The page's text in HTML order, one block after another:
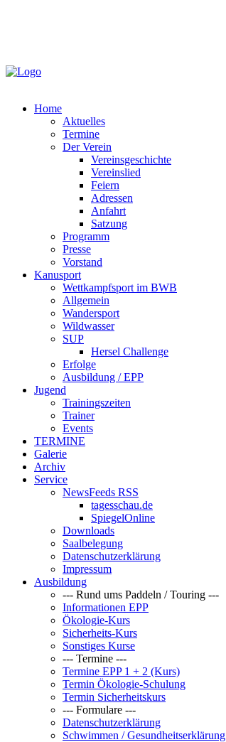
Home
Aktuelles
Termine
Der Verein
Vereinsgeschichte
Vereinslied
Feiern
Adressen
Anfahrt
Satzung
Programm
Presse
Vorstand
Kanusport
Wettkampfsport im BWB
Allgemein
Wandersport
Wildwasser
SUP
Hersel Challenge
Erfolge
Ausbildung / EPP
Jugend
Trainingszeiten
Trainer
Events
TERMINE
Galerie
Archiv
Service
NewsFeeds RSS
tagesschau.de
SpiegelOnline
Downloads
Saalbelegung
Datenschutzerklärung
Impressum
Ausbildung
--- Rund ums Paddeln / Touring ---
Informationen EPP
Ökologie-Kurs
Sicherheits-Kurs
Sonstiges Kurse
--- Termine ---
Termine EPP 1 + 2 (Kurs)
Termin Ökologie-Schulung
Termin Sicherheitskurs
--- Formulare ---
Datenschutzerklärung
Schwimmen / Gesundheitserklärung